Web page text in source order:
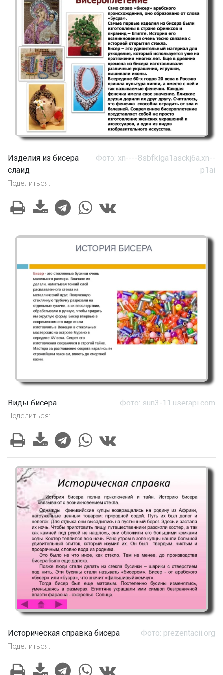
Изделия из бисера
слаид
Фото: xn----8sbfklga1asckj6a.xn--
p1ai
Поделиться:
Виды бисера Фото: sun3-11.userapi.com
Поделиться:
Историческая справка бисера Фото: prezentacii.org
Поделиться: